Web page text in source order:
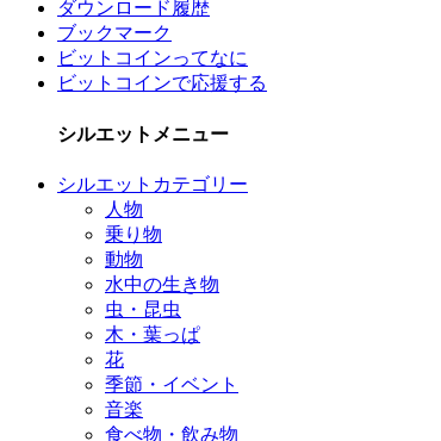
ダウンロード履歴
ブックマーク
ビットコインってなに
ビットコインで応援する
シルエットメニュー
シルエットカテゴリー
人物
乗り物
動物
水中の生き物
虫・昆虫
木・葉っぱ
花
季節・イベント
音楽
食べ物・飲み物